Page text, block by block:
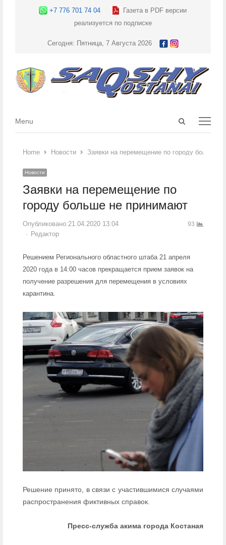
+7 776 701 74 04
Газета в PDF версии
реализуется по подписке
Сегодня: Пятница, 7 Августа 2026
Open
Menu
Menu
Home Новости Заявки на перемещение по городу больше
Новости
Заявки на перемещение по
городу больше не принимают
Опубликовано:21.04.2020 13:04
Author
Редактор
93
Решением Регионального областного штаба 21 апреля
2020 года в 14:00 часов прекращается прием заявок на
получение разрешения для перемещения в условиях
карантина.
Решение принято, в связи с участившимися случаями
распространения фиктивных справок.
Пресс-служба акима города Костаная